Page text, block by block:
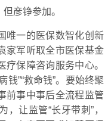
彦铮参加。
唯一的医保数智化创新
家军听取全市医保基金
保障咨询服务中心。
钱”“救命钱”。要始终聚
前事中事后全流程监管
让监管“长牙带刺”，